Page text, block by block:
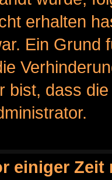
erhalten
Ein Grund
bist, dass
einiger